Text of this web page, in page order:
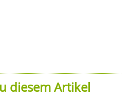
diesem Artikel